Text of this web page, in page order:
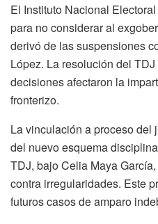
El Instituto Nacional
para no considerar al
derivó de las suspensiones
López. La resolución del
decisiones afectaron la
fronterizo.
La vinculación a proceso del
del nuevo esquema
TDJ, bajo Celia Maya
contra irregularidades. Este
futuros casos de amparo